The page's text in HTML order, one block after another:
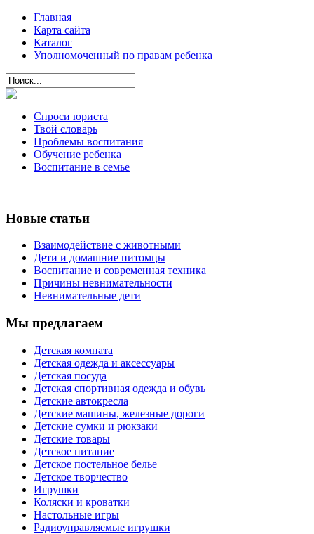
Главная
Карта сайта
Каталог
Уполномоченный по правам ребенка
Спроси юриста
Твой словарь
Проблемы воспитания
Обучение ребенка
Воспитание в семье
Новые статьи
Взаимодействие с животными
Дети и домашние питомцы
Воспитание и современная техника
Причины невнимательности
Невнимательные дети
Мы предлагаем
Детская комната
Детская одежда и аксессуары
Детская посуда
Детская спортивная одежда и обувь
Детские автокресла
Детские машины, железные дороги
Детские сумки и рюкзаки
Детские товары
Детское питание
Детское постельное белье
Детское творчество
Игрушки
Коляски и кроватки
Настольные игры
Радиоуправляемые игрушки